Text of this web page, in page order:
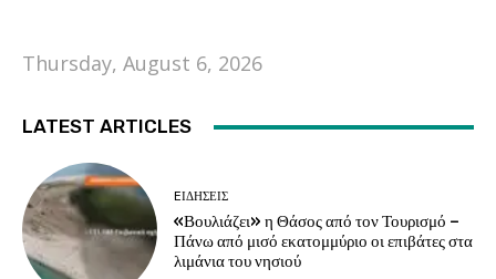
Thursday, August 6, 2026
LATEST ARTICLES
EΙΔΗΣΕΙΣ
«Βουλιάζει» η Θάσος από τον Τουρισμό –
Πάνω από μισό εκατομμύριο οι επιβάτες στα
λιμάνια του νησιού